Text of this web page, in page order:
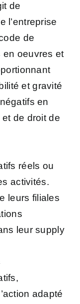
de
l’entreprise
de
en oeuvres et
et gravité
négatifs en
et de droit de
réels ou
activités.
leurs filiales
leur supply
adapté